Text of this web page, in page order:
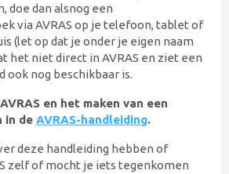
doe dan alsnog een
via AVRAS op je telefoon, tablet of
(let op dat je onder je eigen naam
het niet direct in AVRAS en ziet een
ook nog beschikbaar is.
en het maken van een
in de AVRAS-handleiding.
deze handleiding hebben of
zelf of mocht je iets tegenkomen